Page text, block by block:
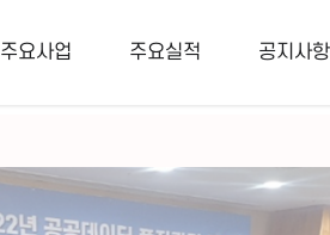
주요사업 주요실적 공지사항